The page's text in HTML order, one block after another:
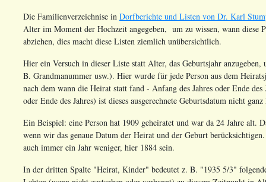
Die Familienverzeichnise in Dorfberichte und Listen von Dr. Karl
Alter im Moment der Hochzeit angegeben, um zu wissen, wann diese
abziehen, dies macht diese Listen ziemlich unübersichtlich.
Hier ein Versuch in dieser Liste statt Alter, das Geburtsjahr
B. Grandmanummer usw.). Hier wurde für jede Person aus dem
nach dem wann die Heirat statt fand - Anfang des Jahres oder Ende
oder Ende des Jahres) ist dieses ausgerechnete Geburtsdatum nicht
Ein Beispiel: eine Person hat 1909 geheiratet und war da 24 Jahre alt.
wenn wir das genaue Datum der Heirat und der Geburt
auch immer ein Jahr weniger, hier 1884 sein.
In der dritten Spalte "Heirat, Kinder" bedeutet z. B. "1935 5/3"